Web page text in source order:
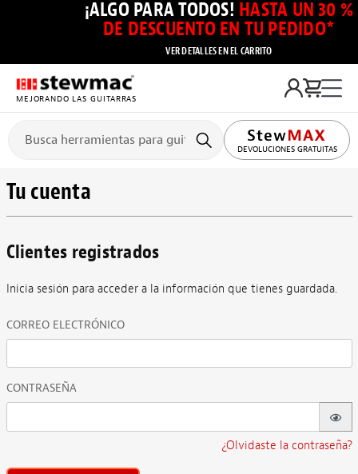
¡ALGO PARA TODOS! HASTA UN 30 %
DE DESCUENTO EN TU PEDIDO*
VER DETALLES EN EL CARRITO
MEJORANDO LAS GUITARRAS
DEVOLUCIONES GRATUITAS
Tu cuenta
Clientes registrados
Inicia sesión para acceder a la información que tienes guardada.
CORREO ELECTRÓNICO
CONTRASEÑA
¿Olvidaste la contraseña?